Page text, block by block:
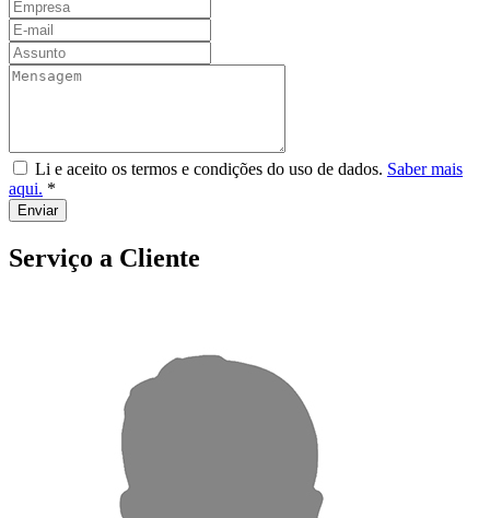
Li e aceito os termos e condições do uso de dados. Saber mais
aqui. *
Serviço a Cliente